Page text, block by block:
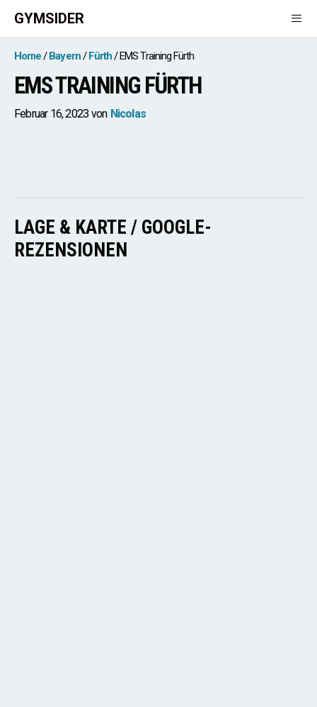
Zum
Inhalt
springen
GYMSIDER
Home Bayern Fürth EMS Training Fürth
EMS TRAINING FÜRTH
Februar 16, 2023 von Nicolas
LAGE & KARTE / GOOGLE-
REZENSIONEN